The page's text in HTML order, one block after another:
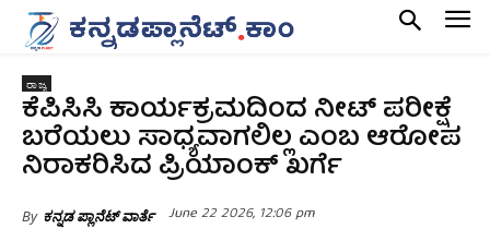
ರಾಜ್ಯ
ಕೆಪಿಸಿಸಿ ಕಾರ್ಯಕ್ರಮದಿಂದ ನೀಟ್‌ ಪರೀಕ್ಷೆ
ಬರೆಯಲು ಸಾಧ್ಯವಾಗಲಿಲ್ಲ ಎಂಬ ಆರೋಪ
ನಿರಾಕರಿಸಿದ ಪ್ರಿಯಾಂಕ್‌ ಖರ್ಗೆ
By ಕನ್ನಡ ಪ್ಲಾನೆಟ್ ವಾರ್ತೆ June 22 2026, 12:06 pm